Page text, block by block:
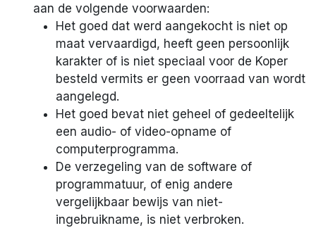
aan de volgende voorwaarden:
Het goed dat werd aangekocht is niet op
maat vervaardigd, heeft geen persoonlijk
karakter of is niet speciaal voor de Koper
besteld vermits er geen voorraad van wordt
aangelegd.
Het goed bevat niet geheel of gedeeltelijk
een audio- of video-opname of
computerprogramma.
De verzegeling van de software of
programmatuur, of enig andere
vergelijkbaar bewijs van niet-
ingebruikname, is niet verbroken.